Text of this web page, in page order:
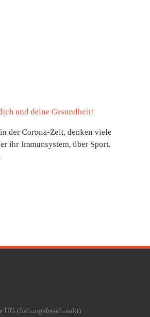
und deine Gesundheit!
der Corona-Zeit, denken viele
ihr Immunsystem, über Sport,
UG (haftungsbeschränkt)